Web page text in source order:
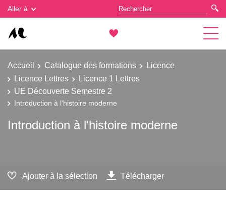
Aller à
Accueil Catalogue des formations
Licence
Licence Lettres
Licence 1 Lettres
UE Découverte Semestre 2
Introduction à l'histoire moderne
Introduction à l'histoire moderne
Ajouter à la sélection Télécharger
Gestion des cookies